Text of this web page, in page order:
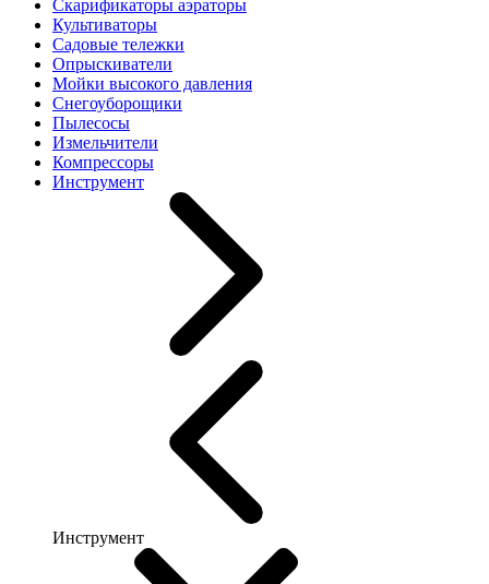
Скарификаторы аэраторы
Культиваторы
Садовые тележки
Опрыскиватели
Мойки высокого давления
Снегоуборощики
Пылесосы
Измельчители
Компрессоры
Инструмент
Инструмент